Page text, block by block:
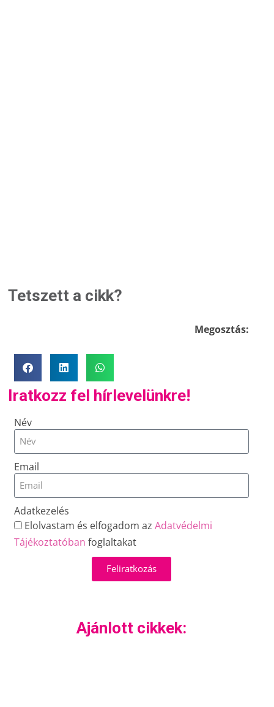
Tetszett a cikk?
Megosztás:
Iratkozz fel hírlevelünkre!
Név
Email
Adatkezelés
Elolvastam és elfogadom azAdatvédelmi
Tájékoztatóban foglaltakat
Feliratkozás
Ajánlott cikkek: